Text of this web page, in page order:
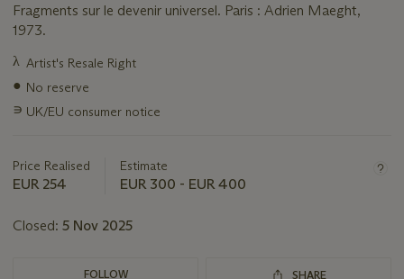
Fragments sur le devenir universel. Paris : Adrien Maeght,
1973.
Important
about
this
λ Artist's Resale Right
● No reserve
∍ UK/EU consumer notice
Price Realised
EUR 254
Estimate
EUR 300 - EUR 400
Closed: 5 Nov 2025
FOLLOW SHARE